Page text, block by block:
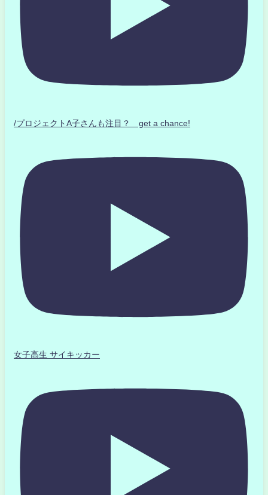
/プロジェクトA子さんも注目？ get a chance!
女子高生 サイキッカー